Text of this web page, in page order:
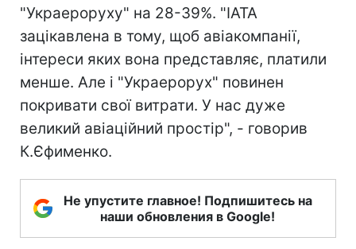
"Украероруху" на 28-39%. "IATA
зацікавлена в тому, щоб авіакомпанії,
інтереси яких вона представляє, платили
менше. Але і "Украерорух" повинен
покривати свої витрати. У нас дуже
великий авіаційний простір", - говорив
К.Єфименко.
Не упустите главное! Подпишитесь на
наши обновления в Google!